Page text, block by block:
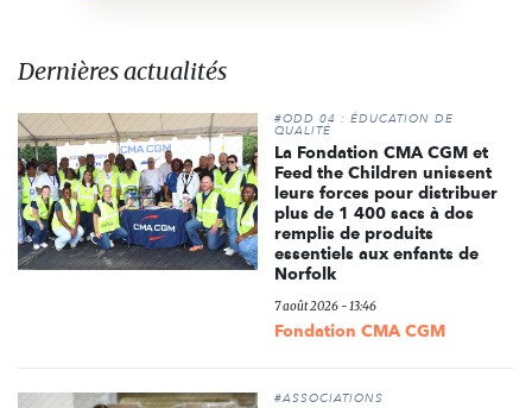
Dernières actualités
#ODD 04 : ÉDUCATION DE
QUALITÉ
La Fondation CMA CGM et
Feed the Children unissent
leurs forces pour distribuer
plus de 1 400 sacs à dos
remplis de produits
essentiels aux enfants de
Norfolk
7 août 2026 - 13:46
Fondation CMA CGM
#ASSOCIATIONS